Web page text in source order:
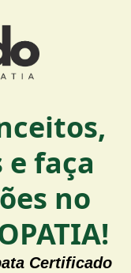
,
e faça
no
Certificado